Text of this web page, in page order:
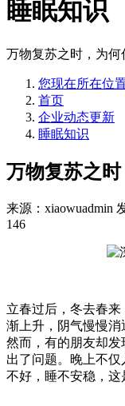
睡眠知识
万物复苏之时，为何
您现在所在位置
首页
企业动态更新
睡眠知识
万物复苏之
来源：xiaowuadmin
146
立春过后，冬去春
渐上升，阴气慢慢消
然而，有的朋友却
出了问题。晚上不
不好，睡不安稳，这